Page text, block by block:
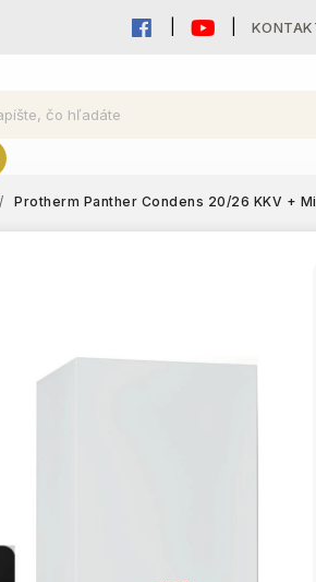
/ Protherm Panther Condens 20/26 KKV +